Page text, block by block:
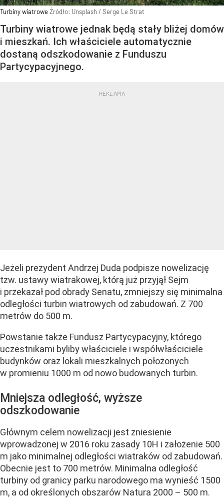
Turbiny wiatroweŹródło: Unsplash / Serge Le Strat
Turbiny wiatrowe jednak będą stały bliżej domów
i mieszkań. Ich właściciele automatycznie
dostaną odszkodowanie z Funduszu
Partycypacyjnego.
Jeżeli prezydent Andrzej Duda podpisze nowelizację
tzw. ustawy wiatrakowej, którą już przyjął Sejm
i przekazał pod obrady Senatu, zmniejszy się minimalna
odległości turbin wiatrowych od zabudowań. Z 700
metrów do 500 m.
Powstanie także Fundusz Partycypacyjny, którego
uczestnikami byliby właściciele i współwłaściciele
budynków oraz lokali mieszkalnych położonych
w promieniu 1000 m od nowo budowanych turbin.
Mniejsza odległość, wyższe
odszkodowanie
Głównym celem nowelizacji jest zniesienie
wprowadzonej w 2016 roku zasady 10H i założenie 500
m jako minimalnej odległości wiatraków od zabudowań.
Obecnie jest to 700 metrów. Minimalna odległość
turbiny od granicy parku narodowego ma wynieść 1500
m, a od określonych obszarów Natura 2000 – 500 m.